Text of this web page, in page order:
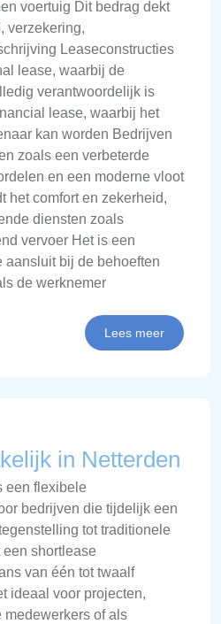
voertuig Dit bedrag dekt
verzekering,
Leaseconstructies
lease, waarbij de
verantwoordelijk is
lease, waarbij het
kan worden Bedrijven
zoals een verbeterde
en een moderne vloot
het comfort en zekerheid,
diensten zoals
vervoer Het is een
bij de behoeften
de werknemer
Lees meer
in Netterden
een flexibele
bedrijven die tijdelijk een
tot traditionele
een shortlease
van één tot twaalf
ideaal voor projecten,
of als